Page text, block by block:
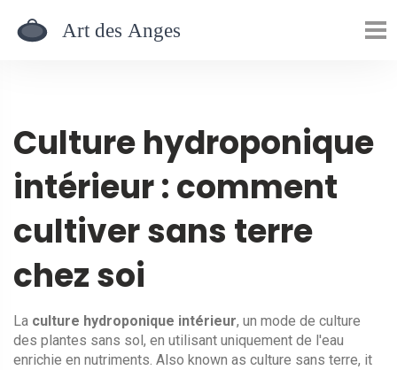
Culture hydroponique
intérieur : comment
cultiver sans terre
chez soi
La culture hydroponique intérieur, un mode de culture
des plantes sans sol, en utilisant uniquement de l'eau
enrichie en nutriments. Also known as culture sans terre, it